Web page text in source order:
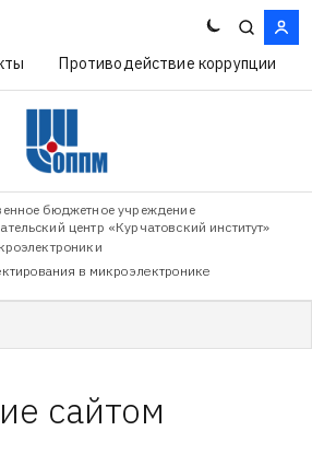
Противодействие коррупции
бюджетное учреждение
центр «Курчатовский институт»
в микроэлектронике
сайтом